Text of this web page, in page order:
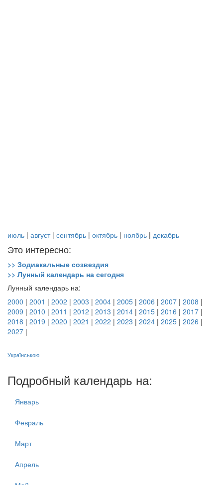
июль | август| сентябрь | октябрь | ноябрь | декабрь
Это интересно:
>> Зодиакальные созвездия
>> Лунный календарь на сегодня
Лунный календарь на:
2000 | 2001 | 2002 | 2003 | 2004 | 2005 | 2006 | 2007 | 2008 |
2009 | 2010 | 2011 | 2012 | 2013 | 2014 | 2015 | 2016 | 2017 |
2018 | 2019 | 2020 | 2021 | 2022 | 2023 | 2024 | 2025 | 2026 |
2027 |
Українською
Подробный календарь на:
Январь
Февраль
Март
Апрель